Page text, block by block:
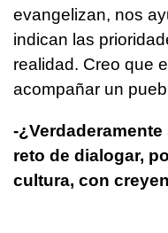
evangelizan, nos
indican las
realidad. Creo que
acompañar un
-
reto de dialogar,
cultura, con